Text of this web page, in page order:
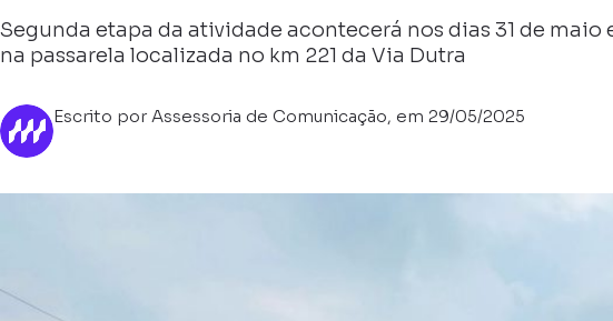
Segunda etapa da atividade acontecerá nos dias 31 de maio
na passarela localizada no km 221 da Via Dutra
Escrito por Assessoria de Comunicação, em 29/05/2025